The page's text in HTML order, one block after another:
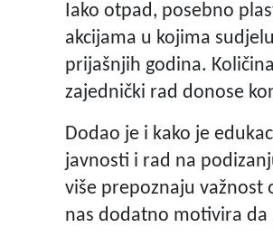
Iako otpad, posebno
akcijama u kojima
prijašnjih godina.
zajednički rad donose
Dodao je i kako je
javnosti i rad na
više prepoznaju važnost
nas dodatno motivira